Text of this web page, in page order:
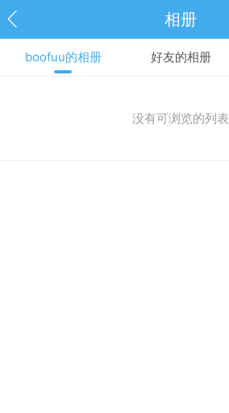
相册
boofuu的相册 好友的相册
没有可浏览的列表